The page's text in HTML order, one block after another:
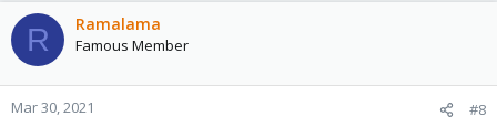
R Ramalama
Famous Member
Mar 30, 2021 #8